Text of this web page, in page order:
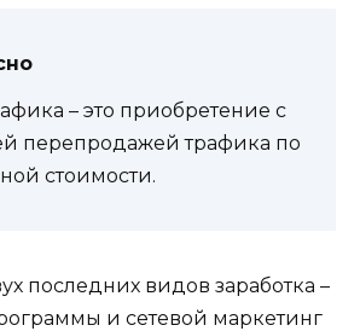
– это приобретение с
перепродажей трафика по
стоимости.
последних видов заработка –
и сетевой маркетинг